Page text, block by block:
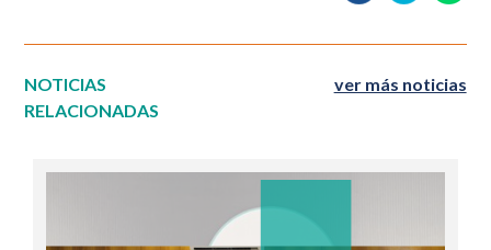
NOTICIAS
RELACIONADAS
ver más noticias